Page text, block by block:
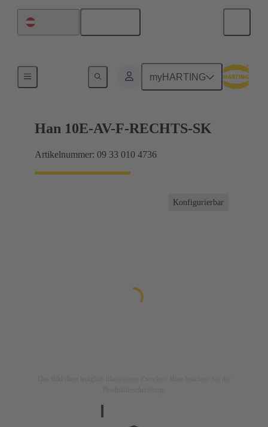
myHARTING
Anschlussverteiler
Han 10E-AV-F-RECHTS-SK
Artikelnummer: 09 33 010 4736
Konfigurierbar